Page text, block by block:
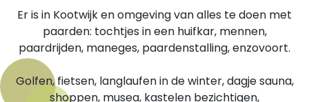
Er is in Kootwijk en omgeving van alles te doen met
paarden: tochtjes in een huifkar, mennen,
paardrijden, maneges, paardenstalling, enzovoort.
Golfen, fietsen, langlaufen in de winter, dagje sauna,
shoppen, musea, kastelen bezichtigen,